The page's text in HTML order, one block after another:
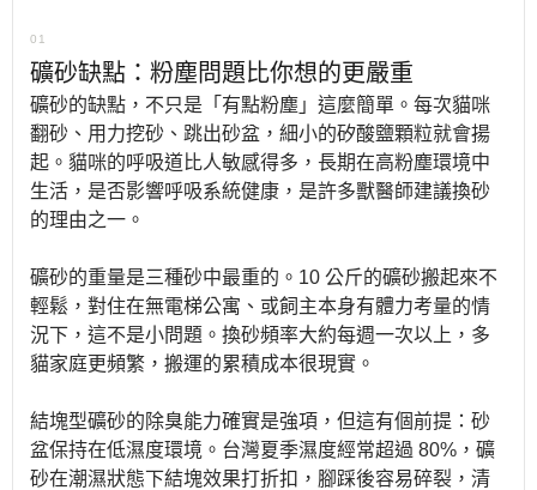
01
礦砂缺點：粉塵問題比你想的更嚴重
礦砂的缺點，不只是「有點粉塵」這麼簡單。每次貓咪
翻砂、用力挖砂、跳出砂盆，細小的矽酸鹽顆粒就會揚
起。貓咪的呼吸道比人敏感得多，長期在高粉塵環境中
生活，是否影響呼吸系統健康，是許多獸醫師建議換砂
的理由之一。
礦砂的重量是三種砂中最重的。10 公斤的礦砂搬起來不
輕鬆，對住在無電梯公寓、或飼主本身有體力考量的情
況下，這不是小問題。換砂頻率大約每週一次以上，多
貓家庭更頻繁，搬運的累積成本很現實。
結塊型礦砂的除臭能力確實是強項，但這有個前提：砂
盆保持在低濕度環境。台灣夏季濕度經常超過 80%，礦
砂在潮濕狀態下結塊效果打折扣，腳踩後容易碎裂，清